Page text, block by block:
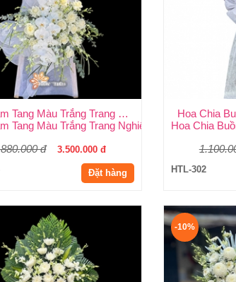
Biệt Trang Trọng Tại Huy Thảo
Hoa Đám Tang Màu Trắng Trang Nghiêm
Tang Màu Trắng Trang Nghiêm – Vòng Chọn Ý
đ
3.500.000 đ
Đặt hàng
Hoa Chia
Hoa Chia
HTL-302
-10%